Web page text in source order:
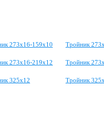
273х16-159х10 Тройник
273х16-219х12 Тройник
325х12 Тройник